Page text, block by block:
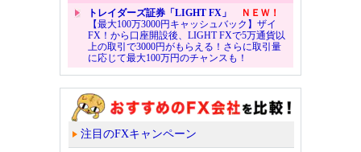
トレイダーズ証券「LIGHT FX」
ＮＥＷ！
【最大100万3000円キャッシュバック】ザイ
FX！から口座開設後、LIGHT FXで5万通貨以
上の取引で3000円がもらえる！さらに取引量
に応じて最大100万円のチャンスも！
注目のFXキャンペーン